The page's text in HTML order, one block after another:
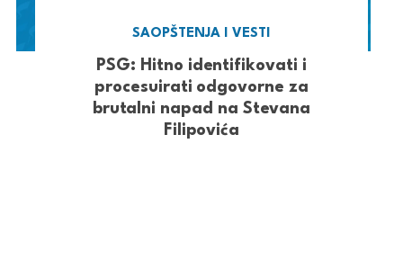
SAOPŠTENJA I VESTI
PSG: Hitno identifikovati i
procesuirati odgovorne za
brutalni napad na Stevana
Filipovića